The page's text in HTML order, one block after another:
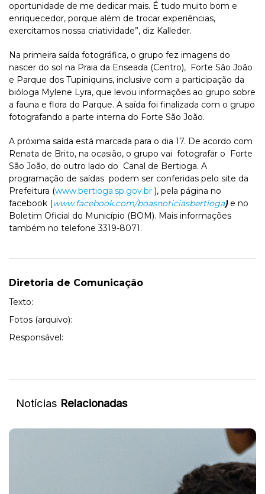
oportunidade de me dedicar mais. É tudo muito bom e
enriquecedor, porque além de trocar experiências,
exercitamos nossa criatividade”, diz Kalleder.
Na primeira saída fotográfica, o grupo fez imagens do
nascer do sol na Praia da Enseada (Centro), Forte São João
e Parque dos Tupiniquins, inclusive com a participação da
bióloga Mylene Lyra, que levou informações ao grupo sobre
a fauna e flora do Parque. A saída foi finalizada com o grupo
fotografando a parte interna do Forte São João.
A próxima saída está marcada para o dia 17. De acordo com
Renata de Brito, na ocasião, o grupo vai fotografar o Forte
São João, do outro lado do Canal de Bertioga. A
programação de saídas podem ser conferidas pelo site da
Prefeitura (www.bertioga.sp.gov.br ), pela página no
facebook (www.facebook.com/boasnoticiasbertioga) e no
Boletim Oficial do Município (BOM). Mais informações
também no telefone 3319-8071.
Diretoria de Comunicação
Texto:
Fotos (arquivo):
Responsável:
Notícias Relacionadas